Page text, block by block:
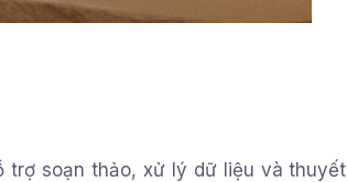
trợ soạn thảo, xử lý dữ liệu và thuyết